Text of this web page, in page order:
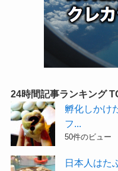
24時間記事ランキング
孵化しかけ
フ...
50件のビュー
日本人はた